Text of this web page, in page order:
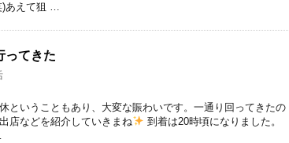
)あえて狙 …
ってきた
ということもあり、大変な賑わいです。一通り回ってきたの
店などを紹介していきまね
到着は20時頃になりました。